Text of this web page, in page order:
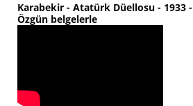
Karabekir - Atatürk Düellosu - 1933 -
Özgün belgelerle